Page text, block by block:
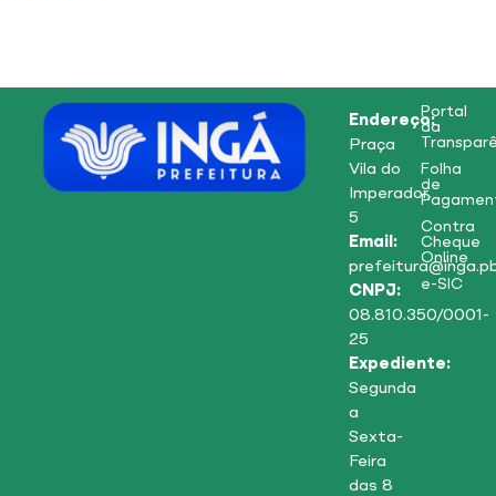
Endereço:
Praça
Vila do
Imperador,
5
Email:
CNPJ:
08.810.350/0001-
25
Expediente:
Segunda
a
Sexta-
Feira
das 8
Portal
da
Folha
de
Contra
Cheque
Online
e-SIC